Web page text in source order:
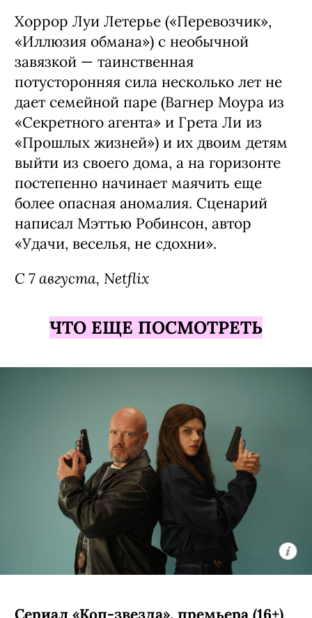
Фильм «Последний дом» / The Last
House, премьера (18+)
Хоррор Луи Летерье («Перевозчик»,
«Иллюзия обмана») с необычной
завязкой — таинственная
потусторонняя сила несколько лет не
дает семейной паре (Вагнер Моура из
«Прошлых жизней») и их двоим детям
постепенно начинает маячить еще
более опасная аномалия. Сценарий
написал Мэттью Робинсон, автор
«Удачи, веселья, не сдохни».
С 7 августа, Netflix
ЧТО ЕЩЕ ПОСМОТРЕТЬ